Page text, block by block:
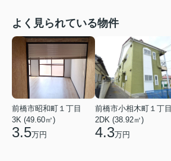
よく見られている物件
前橋市昭和町１丁目
3K (49.60㎡)
3.5万円
前橋市小相木町１丁目
2DK (38.92㎡)
4.3万円